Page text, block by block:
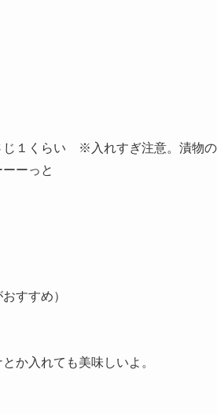
１くらい　※入れすぎ注意。漬物の
ーっと
すすめ）
か入れても美味しいよ。